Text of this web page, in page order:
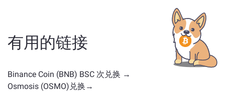
实用代币、治理币或其他类型。常见的替代方案包括具
有类似用途或市场定位的其他加密货币。请查看主交换
页面上所有可供兑换的资产。
有用的链接
Binance Coin (BNB) BSC 次兑换 →
Osmosis (OSMO)兑换→